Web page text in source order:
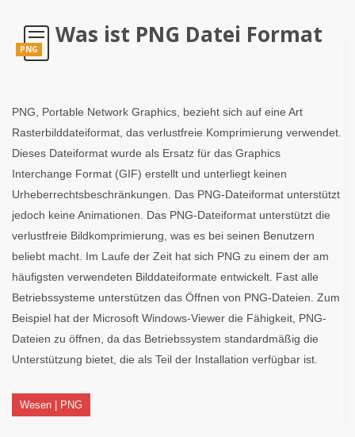
PNG
Was ist PNG Datei Format
PNG, Portable Network Graphics, bezieht sich auf eine Art
Rasterbilddateiformat, das verlustfreie Komprimierung verwendet.
Dieses Dateiformat wurde als Ersatz für das Graphics
Interchange Format (GIF) erstellt und unterliegt keinen
Urheberrechtsbeschränkungen. Das PNG-Dateiformat unterstützt
jedoch keine Animationen. Das PNG-Dateiformat unterstützt die
verlustfreie Bildkomprimierung, was es bei seinen Benutzern
beliebt macht. Im Laufe der Zeit hat sich PNG zu einem der am
häufigsten verwendeten Bilddateiformate entwickelt. Fast alle
Betriebssysteme unterstützen das Öffnen von PNG-Dateien. Zum
Beispiel hat der Microsoft Windows-Viewer die Fähigkeit, PNG-
Dateien zu öffnen, da das Betriebssystem standardmäßig die
Unterstützung bietet, die als Teil der Installation verfügbar ist.
Wesen | PNG